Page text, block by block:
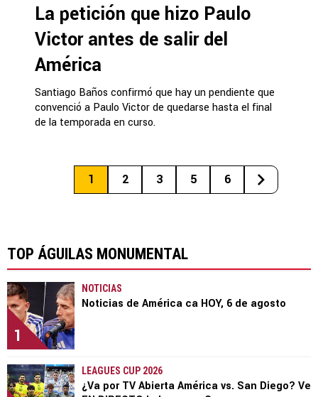
La petición que hizo Paulo
Victor antes de salir del
América
Santiago Baños confirmó que hay un pendiente que
convenció a Paulo Victor de quedarse hasta el final
de la temporada en curso.
1 2 3 5 6
TOP ÁGUILAS MONUMENTAL
1
NOTICIAS
Noticias de América ca HOY, 6 de agosto
LEAGUES CUP 2026
¿Va por TV Abierta América vs. San Diego? Ve